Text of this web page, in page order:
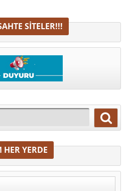
SITELER!!!
YERDE